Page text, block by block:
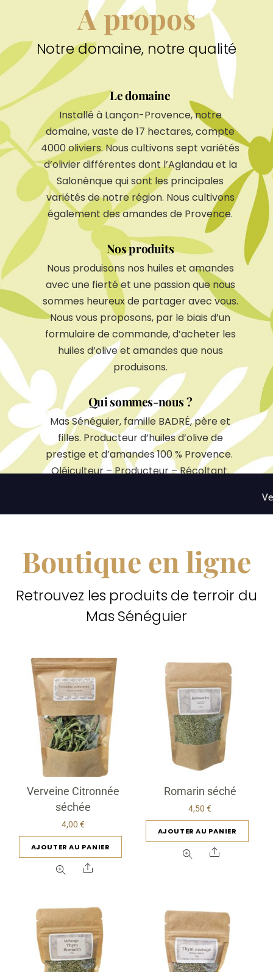
A propos
Notre domaine, notre qualité
Le domaine
Installé à Lançon-Provence, notre
domaine, vaste de 17 hectares, compte
4000 oliviers. Nous cultivons sept variétés
d’olivier différentes dont l’Aglandau et la
Salonènque qui sont les principales
variétés de notre région. Nous cultivons
également des amandes de Provence.
Nos produits
Nous produisons nos huiles et amandes
avec une fierté et une passion que nous
sommes heureux de partager avec vous.
Nous vous proposons, par le biais d’un
formulaire de commande, d’acheter les
huiles d’olive et amandes que nous
produisons.
Qui sommes-nous ?
Mas Sénéguier, famille BADRÉ, père et
filles. Producteur d’huiles d’olive de
prestige et d’amandes 100 % Provence.
Oléiculteur – Producteur – Récoltant.
Boutique en ligne
Retrouvez les produits de terroir du
Mas Sénéguier
Verveine Citronnée
séchée
4,00 €
AJOUTER AU PANIER
Share
Romarin séché
4,50 €
AJOUTER AU PANIER
Share